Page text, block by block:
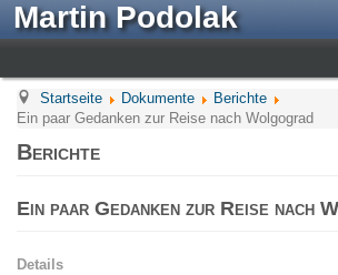
Martin Podolak
Startseite Dokumente
Berichte
Ein paar Gedanken zur Reise nach Wolgograd
Berichte
Ein paar Gedanken zur Reise nach
Details